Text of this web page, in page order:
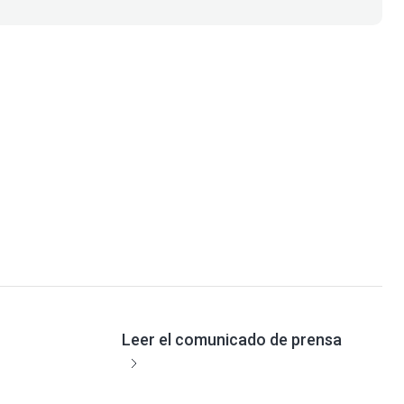
a la
italiana
Leer el comunicado de prensa